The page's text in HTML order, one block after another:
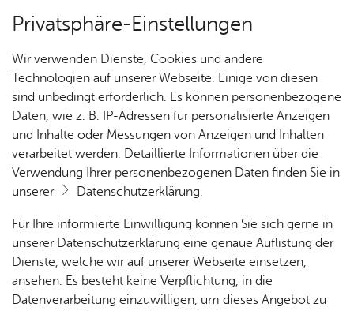
Kartenansicht
Cookie-Hinweis
Privatsphäre-Einstellungen
Wir verwenden Dienste, Cookies und andere
Technologien auf unserer Webseite. Einige von diesen
sind unbedingt erforderlich. Es können personenbezogene
Daten, wie z. B. IP-Adressen für personalisierte Anzeigen
und Inhalte oder Messungen von Anzeigen und Inhalten
verarbeitet werden. Detaillierte Informationen über die
Verwendung Ihrer personenbezogenen Daten finden Sie in
unserer
Datenschutzerklärung.
Für Ihre informierte Einwilligung können Sie sich gerne in
unserer Datenschutzerklärung eine genaue Auflistung der
Dienste, welche wir auf unserer Webseite einsetzen,
ansehen. Es besteht keine Verpflichtung, in die
Datenverarbeitung einzuwilligen, um dieses Angebot zu